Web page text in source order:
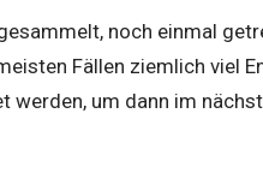
noch einmal
Fällen ziemlich viel
werden, um dann im